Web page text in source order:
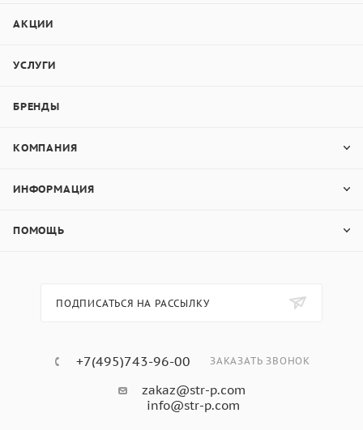
АКЦИИ
УСЛУГИ
БРЕНДЫ
КОМПАНИЯ
ИНФОРМАЦИЯ
ПОМОЩЬ
ПОДПИСАТЬСЯ НА РАССЫЛКУ
+7(495)743-96-00 ЗАКАЗАТЬ ЗВОНОК
zakaz@str-p.com
info@str-p.com